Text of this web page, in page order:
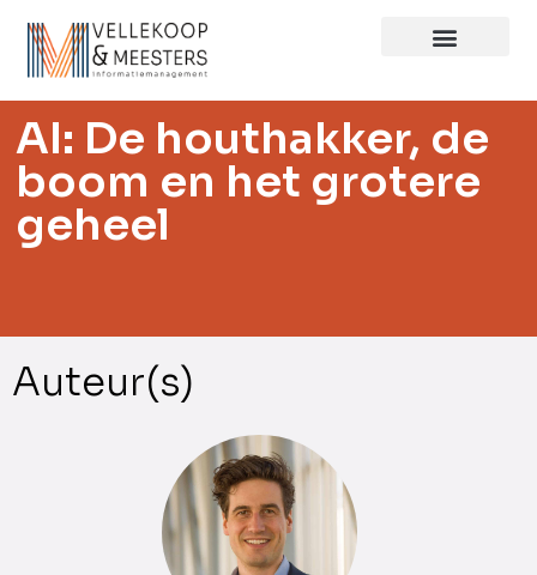
AI: De houthakker, de
boom en het grotere
geheel